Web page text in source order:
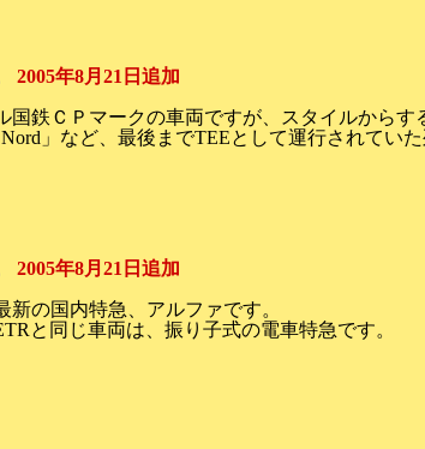
2005年8月21日追加
国鉄ＣＰマークの車両ですが、スタイルからす
Nord」など、最後までTEEとして運行されてい
2005年8月21日追加
新の国内特急、アルファです。
と同じ車両は、振り子式の電車特急です。